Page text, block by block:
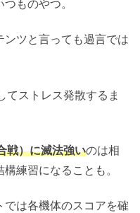
ものやつ。
ンツと言っても過言では
てストレス発散するま
戦）に滅法強いのは相
練習になることも。
では各機体のスコアを確